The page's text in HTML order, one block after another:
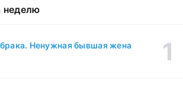
неделю
Ненужная бывшая жена